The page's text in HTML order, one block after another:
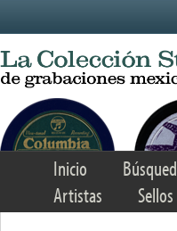
Inicio
Artistas
Sellos